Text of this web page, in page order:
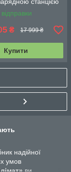
для
₴ 17 999 ₴
Купити
надійної
умов